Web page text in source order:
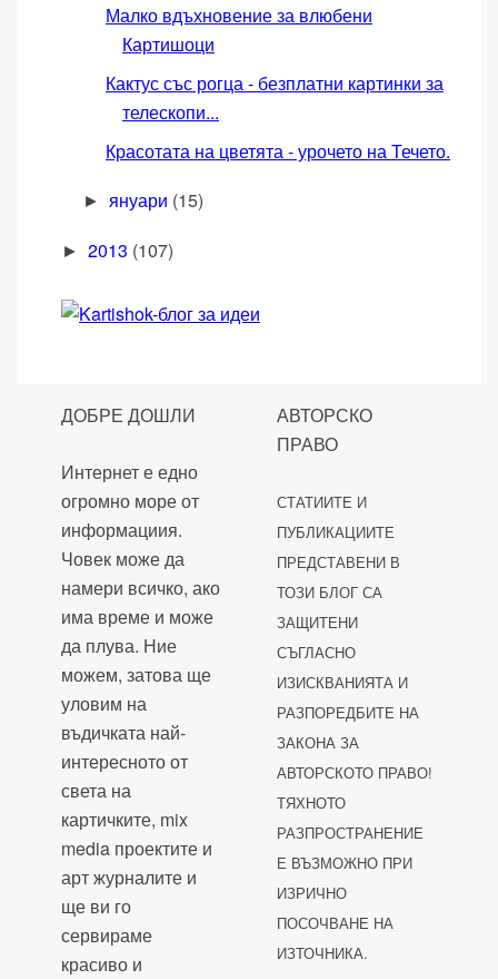
Малко вдъхновение за влюбени
Картишоци
Кактус със рогца - безплатни картинки за
телескопи...
Красотата на цветята - урочето на Течето.
► януари (15)
► 2013 (107)
ДОБРЕ ДОШЛИ
Интернет е едно
огромно море от
информациия.
Човек може да
намери всичко, ако
има време и може
да плува. Ние
можем, затова ще
уловим на
въдичката най-
интересното от
света на
картичките, mix
media проектите и
арт журналите и
ще ви го
сервираме
красиво и
АВТОРСКО
ПРАВО
СТАТИИТЕ И
ПУБЛИКАЦИИТЕ
ПРЕДСТАВЕНИ В
ТОЗИ БЛОГ СА
ЗАЩИТЕНИ
СЪГЛАСНО
ИЗИСКВАНИЯТА И
РАЗПОРЕДБИТЕ НА
ЗАКОНА ЗА
АВТОРСКОТО ПРАВО!
ТЯХНОТО
РАЗПРОСТРАНЕНИЕ
Е ВЪЗМОЖНО ПРИ
ИЗРИЧНО
ПОСОЧВАНЕ НА
ИЗТОЧНИКА.